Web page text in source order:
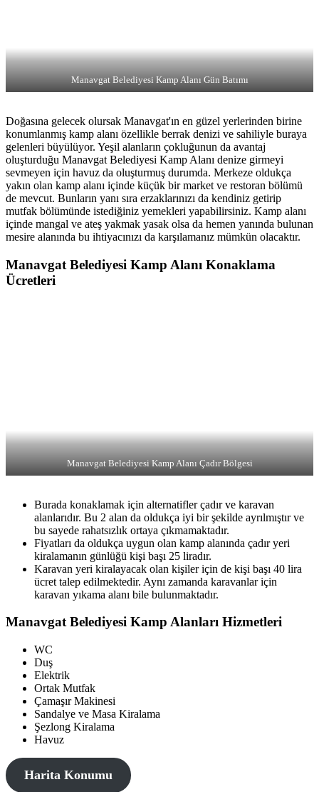
Manavgat Belediyesi Kamp Alanı Gün Batımı
Doğasına gelecek olursak Manavgat'ın en güzel yerlerinden birine
konumlanmış kamp alanı özellikle berrak denizi ve sahiliyle buraya
gelenleri büyülüyor. Yeşil alanların çokluğunun da avantaj
oluşturduğu Manavgat Belediyesi Kamp Alanı denize girmeyi
sevmeyen için havuz da oluşturmuş durumda. Merkeze oldukça
yakın olan kamp alanı içinde küçük bir market ve restoran bölümü
de mevcut. Bunların yanı sıra erzaklarınızı da kendiniz getirip
mutfak bölümünde istediğiniz yemekleri yapabilirsiniz. Kamp alanı
içinde mangal ve ateş yakmak yasak olsa da hemen yanında bulunan
mesire alanında bu ihtiyacınızı da karşılamanız mümkün olacaktır.
Manavgat Belediyesi Kamp Alanı Konaklama
Ücretleri
Manavgat Belediyesi Kamp Alanı Çadır Bölgesi
Burada konaklamak için alternatifler çadır ve karavan
alanlarıdır. Bu 2 alan da oldukça iyi bir şekilde ayrılmıştır ve
bu sayede rahatsızlık ortaya çıkmamaktadır.
Fiyatları da oldukça uygun olan kamp alanında çadır yeri
kiralamanın günlüğü kişi başı 25 liradır.
Karavan yeri kiralayacak olan kişiler için de kişi başı 40 lira
ücret talep edilmektedir. Aynı zamanda karavanlar için
karavan yıkama alanı bile bulunmaktadır.
Manavgat Belediyesi Kamp Alanları Hizmetleri
WC
Duş
Elektrik
Ortak Mutfak
Çamaşır Makinesi
Sandalye ve Masa Kiralama
Şezlong Kiralama
Havuz
Harita Konumu